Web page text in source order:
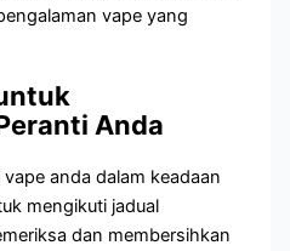
vape yang
Anda
anda dalam keadaan
mengikuti jadual
dan membersihkan